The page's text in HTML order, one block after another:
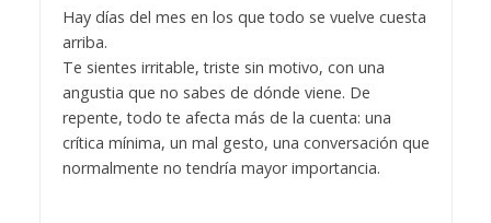
Hay días del mes en los que todo se vuelve cuesta
arriba.
Te sientes irritable, triste sin motivo, con una
angustia que no sabes de dónde viene. De
repente, todo te afecta más de la cuenta: una
crítica mínima, un mal gesto, una conversación que
normalmente no tendría mayor importancia.